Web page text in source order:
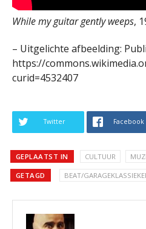
While my guitar gently weeps,
– Uitgelichte afbeelding:
https://
curid=4532407
Twitter Facebook
GEPLAATST IN CULTUUR
GETAGD BEAT/